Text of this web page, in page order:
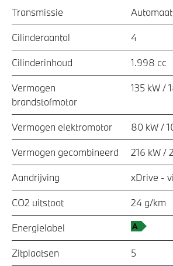
Transmissie Automaat
Cilinderaantal 4
Cilinderinhoud 1.998 cc
Vermogen
brandstofmotor
135 kW /
Vermogen elektromotor 80 kW /
Vermogen gecombineerd 216 kW /
Aandrijving xDrive -
CO2 uitstoot 24 g/km
Energielabel
Zitplaatsen 5